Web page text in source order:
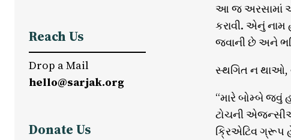
Reach Us
Drop a Mail
hello@sarjak.org
Donate Us
આ જ અરસામાં
કરાવી. એનું
જવાની છે અને
સ્થગિત ન થાઓ,
“મારે બોમ્બે જવું
ટોચની
ક્રિએટિવ ગ્રૂપ